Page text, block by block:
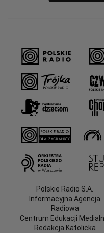
Polskie Radio S.A.
Informacyjna Agencja
Radiowa
Centrum Edukacji
Redakcja Katolicka